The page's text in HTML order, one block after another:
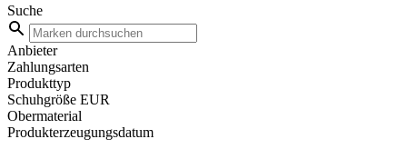
Suche
Anbieter
Zahlungsarten
Produkttyp
Schuhgröße EUR
Obermaterial
Produkterzeugungsdatum